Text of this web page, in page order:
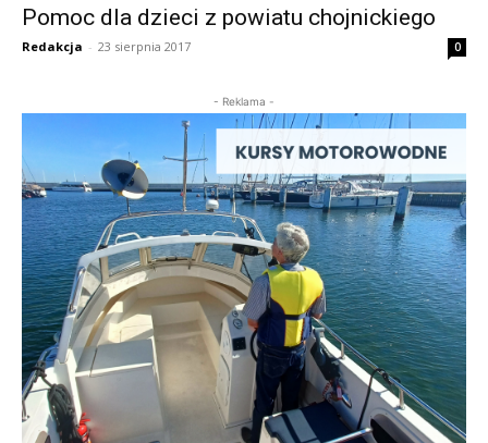
Pomoc dla dzieci z powiatu chojnickiego
Redakcja - 23 sierpnia 2017 0
- Reklama -